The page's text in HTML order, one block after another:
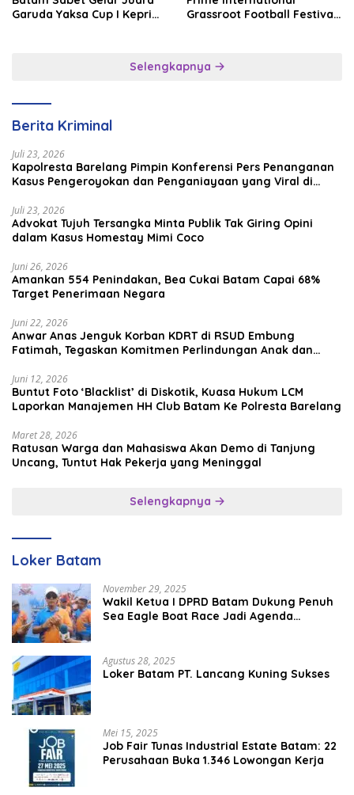
Garuda Yaksa Cup I Kepri
Grassroot Football Festival
Brunei–Malaysia
Selengkapnya
Berita Kriminal
Juli 23, 2026
Kapolresta Barelang Pimpin Konferensi Pers Penanganan
Kasus Pengeroyokan dan Penganiayaan yang Viral di
Juli 23, 2026
Advokat Tujuh Tersangka Minta Publik Tak Giring Opini
dalam Kasus Homestay Mimi Coco
Juni 26, 2026
Amankan 554 Penindakan, Bea Cukai Batam Capai 68%
Target Penerimaan Negara
Juni 22, 2026
Anwar Anas Jenguk Korban KDRT di RSUD Embung
Fatimah, Tegaskan Komitmen Perlindungan Anak dan
Juni 12, 2026
Buntut Foto ‘Blacklist’ di Diskotik, Kuasa Hukum LCM
Laporkan Manajemen HH Club Batam Ke Polresta Barelang
Maret 28, 2026
Ratusan Warga dan Mahasiswa Akan Demo di Tanjung
Uncang, Tuntut Hak Pekerja yang Meninggal
Selengkapnya
Loker Batam
November 29, 2025
Wakil Ketua I DPRD Batam Dukung Penuh
Sea Eagle Boat Race Jadi Agenda
Agustus 28, 2025
Loker Batam PT. Lancang Kuning Sukses
Mei 15, 2025
Job Fair Tunas Industrial Estate Batam: 22
Perusahaan Buka 1.346 Lowongan Kerja